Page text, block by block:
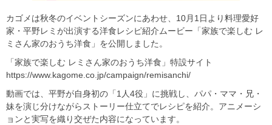
カゴメは秋冬のイベントシーズンにあわせ、10月1日より料理愛好
家・平野レミが出演する洋食レシピ紹介ムービー「家族で楽しむ レ
ミさん家のおうち洋食」を公開しました。
「家族で楽しむ レミさん家のおうち洋食」特設サイト
https://www.kagome.co.jp/campaign/remisanchi/
動画では、平野が自身初の「1人4役」に挑戦し、パパ・ママ・兄・
妹を演じ分けながらストーリー仕立てでレシピを紹介。アニメーシ
ョンと実写を織り交ぜた内容になっています。